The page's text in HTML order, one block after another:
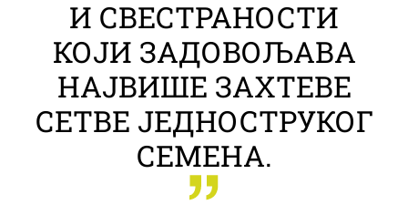
И СВЕСТРАНОСТИ
КОЈИ ЗАДОВОЉАВА
НАЈВИШЕ ЗАХТЕВЕ
СЕТВЕ ЈЕДНОСТРУКОГ
СЕМЕНА.